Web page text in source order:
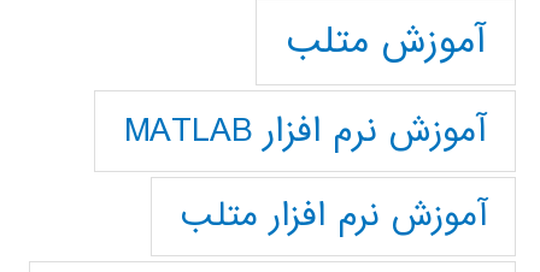
آموزش متلب
آموزش نرم افزار MATLAB
آموزش نرم افزار متلب